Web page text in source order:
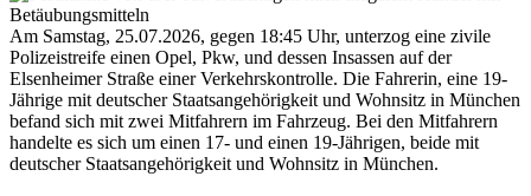
Am Samstag, 25.07.2026, gegen 18:45 Uhr, unterzog eine zivile
Polizeistreife einen Opel, Pkw, und dessen Insassen auf der
Elsenheimer Straße einer Verkehrskontrolle. Die Fahrerin, eine 19-
Jährige mit deutscher Staatsangehörigkeit und Wohnsitz in München
befand sich mit zwei Mitfahrern im Fahrzeug. Bei den Mitfahrern
handelte es sich um einen 17- und einen 19-Jährigen, beide mit
deutscher Staatsangehörigkeit und Wohnsitz in München.